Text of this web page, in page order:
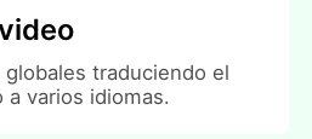
traduciendo el
varios idiomas.